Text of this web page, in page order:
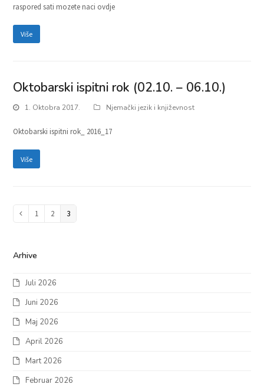
raspored sati mozete naci ovdje
Više
Oktobarski ispitni rok (02.10. – 06.10.)
1. Oktobra 2017. Njemački jezik i književnost
Oktobarski ispitni rok_ 2016_17
Više
Previous
Page
1 Page
2 Page
3
Arhive
Juli 2026
Juni 2026
Maj 2026
April 2026
Mart 2026
Februar 2026